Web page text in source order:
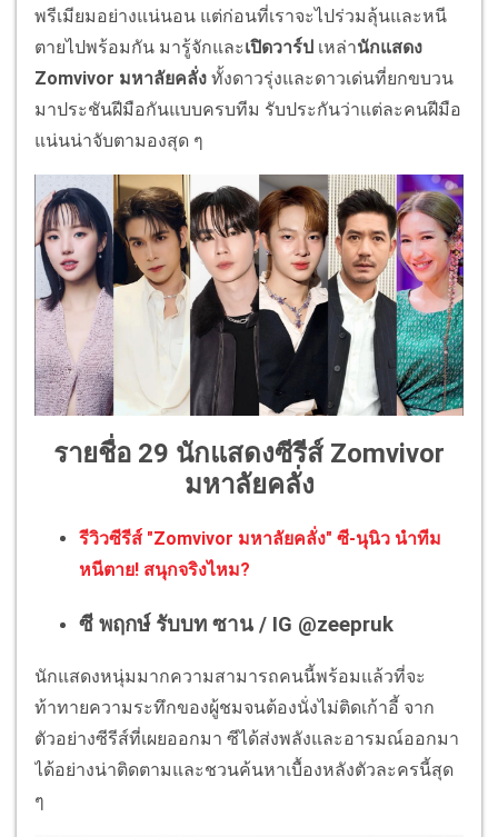
พรีเมียมอย่างแน่นอน แต่ก่อนที่เราจะไปร่วมลุ้นและหนี
ตายไปพร้อมกัน มารู้จักและเปิดวาร์ป เหล่านักแสดง
Zomvivor มหาลัยคลั่ง ทั้งดาวรุ่งและดาวเด่นที่ยกขบวน
มาประชันฝีมือกันแบบครบทีม รับประกันว่าแต่ละคนฝีมือ
แน่นน่าจับตามองสุด ๆ
รายชื่อ 29 นักแสดงซีรีส์ Zomvivor
มหาลัยคลั่ง
รีวิวซีรีส์ "Zomvivor มหาลัยคลั่ง" ซี-นุนิว นำทีม
หนีตาย! สนุกจริงไหม?
ซี พฤกษ์ รับบท ซาน / IG @zeepruk
นักแสดงหนุ่มมากความสามารถคนนี้พร้อมแล้วที่จะ
ท้าทายความระทึกของผู้ชมจนต้องนั่งไม่ติดเก้าอี้ จาก
ตัวอย่างซีรีส์ที่เผยออกมา ซีได้ส่งพลังและอารมณ์ออกมา
ได้อย่างน่าติดตามและชวนค้นหาเบื้องหลังตัวละครนี้สุด
ๆ